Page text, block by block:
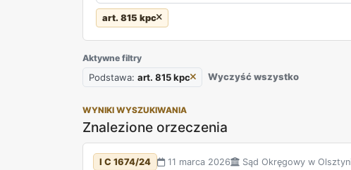
art. 815 kpc
Aktywne filtry
Podstawa: art. 815 kpc Wyczyść wszystko
WYNIKI WYSZUKIWANIA
Znalezione orzeczenia
I C 1674/24 11 marca 2026 Sąd Okręgowy w